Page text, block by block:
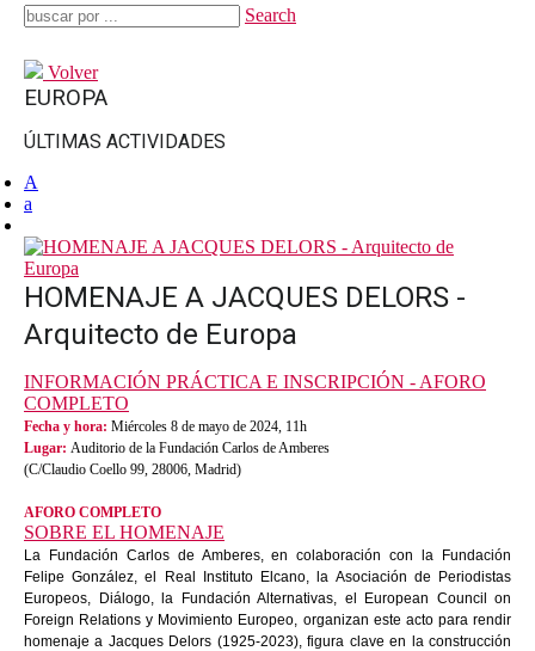
Search
Volver
EUROPA
ÚLTIMAS ACTIVIDADES
A
a
HOMENAJE A JACQUES DELORS -
Arquitecto de Europa
INFORMACIÓN PRÁCTICA E INSCRIPCIÓN - AFORO
COMPLETO
Fecha y hora: Miércoles 8 de mayo de 2024, 11h
Lugar: Auditorio de la Fundación Carlos de Amberes
(C/Claudio Coello 99, 28006, Madrid)
AFORO COMPLETO
SOBRE EL HOMENAJE
La Fundación Carlos de Amberes, en colaboración con la Fundación
Felipe González, el Real Instituto Elcano, la Asociación de Periodistas
Europeos, Diálogo, la Fundación Alternativas, el European Council on
Foreign Relations y Movimiento Europeo, organizan este acto para rendir
homenaje a Jacques Delors (1925-2023)​, figura clave en la construcción